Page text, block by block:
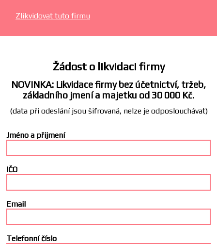
Zlikvidovat tuto firmu
Žádost o likvidaci firmy
NOVINKA: Likvidace firmy bez účetnictví, tržeb,
základního jmení a majetku od 30 000 Kč.
(data při odeslání jsou šifrovaná, nelze je odposlouchávat)
Jméno a přijmení
IČO
Email
Telefonní číslo